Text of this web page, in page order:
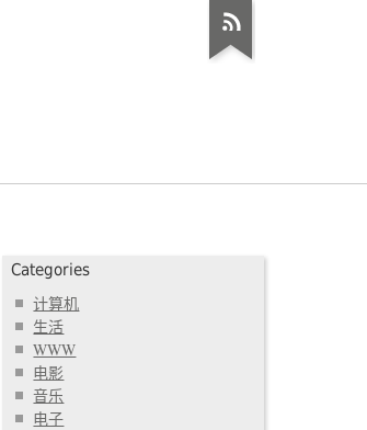
Categories
计算机
生活
WWW
电影
音乐
电子